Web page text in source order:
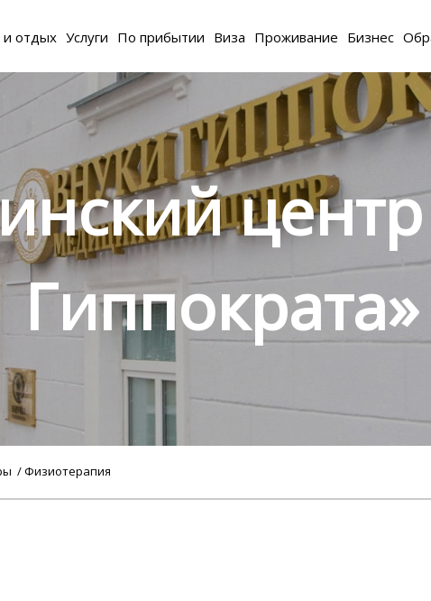
и отдых Услуги По прибытии Виза Проживание Бизнес
Гиппократа»
/ Физиотерапия